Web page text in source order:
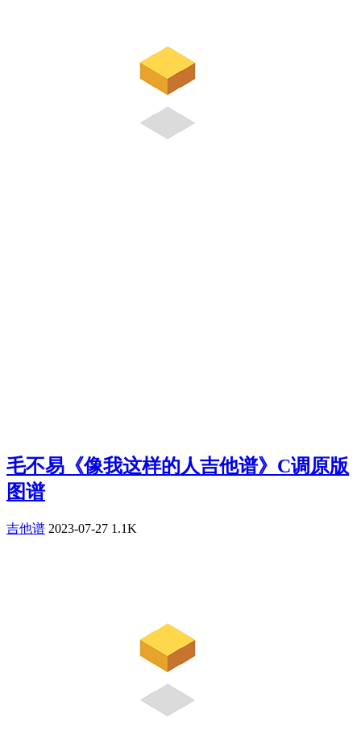
毛不易《像我这样的人吉他谱》C调原版
图谱
吉他谱 2023-07-27 1.1K